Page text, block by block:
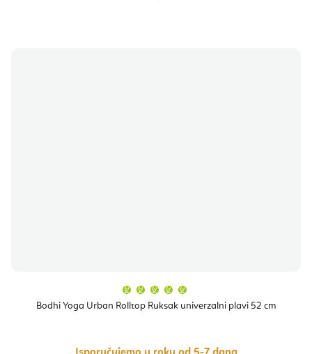
Bodhi Yoga Urban Rolltop Ruksak univerzalni plavi 52 cm
proizvoda
je
zvjezdica.